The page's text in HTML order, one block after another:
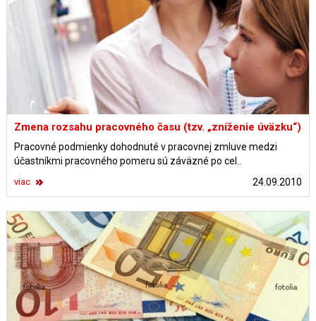
Zmena rozsahu pracovného času (tzv. „zníženie úväzku“)
Pracovné podmienky dohodnuté v pracovnej zmluve medzi
účastníkmi pracovného pomeru sú záväzné po cel..
24.09.2010
viac